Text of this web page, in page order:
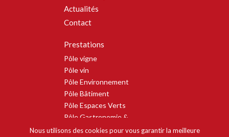
Actualités
Contact
Prestations
Pôle vigne
Pôle vin
Pôle Environnement
Pôle Bâtiment
Pôle Espaces Verts
Pôle Gastronomie &
Nous utilisons des cookies pour vous garantir la meilleure